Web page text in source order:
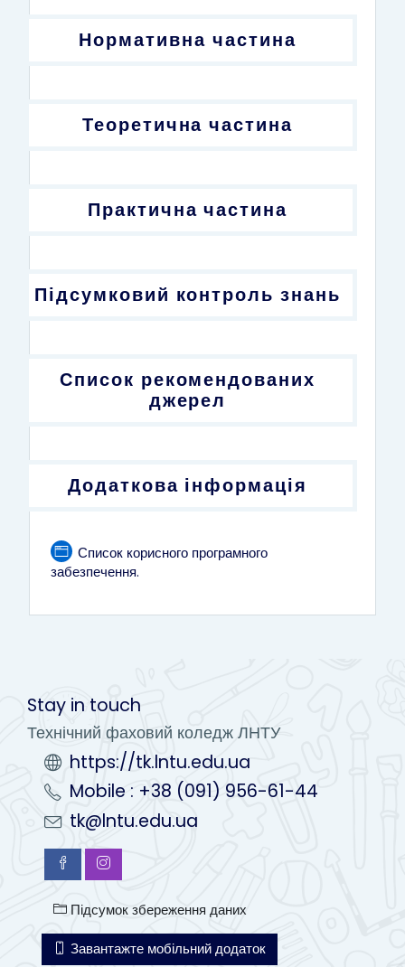
Нормативна частина
Теоретична частина
Практична частина
Підсумковий контроль знань
Список рекомендованих
джерел
Додаткова інформація
Список корисного програмного
забезпечення.Сторінка
Stay in touch
Технічний фаховий коледж ЛНТУ
https://tk.lntu.edu.ua
Mobile : +38 (091) 956-61-44
tk@lntu.edu.ua
Підсумок збереження даних
Завантажте мобільний додаток